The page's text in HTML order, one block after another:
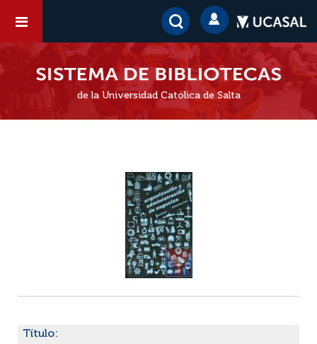
de la Universidad Católica de Salta
Título: